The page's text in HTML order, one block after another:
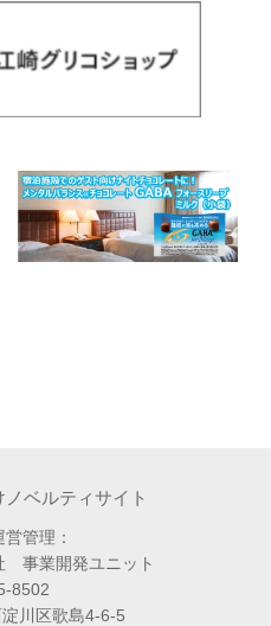
ベルティサイト
管理：
事業開発ユニット
8502
川区歌島4-6-5